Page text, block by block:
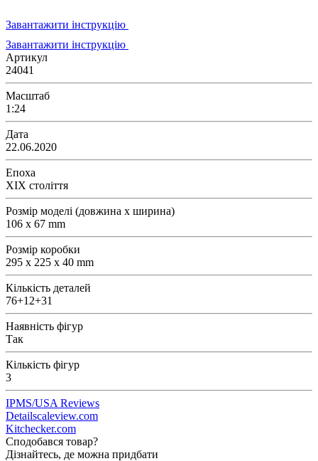
Завантажити інструкцію
Завантажити інструкцію
Артикул
24041
Масштаб
1:24
Дата
22.06.2020
Епоха
XIX століття
Розмір моделі (довжина х ширина)
106 x 67 mm
Розмір коробки
295 x 225 x 40 mm
Кількість деталей
76+12+31
Наявність фігур
Так
Кількість фігур
3
IPMS/USA Reviews
Detailscaleview.com
Kitchecker.com
Сподобався товар?
Дізнайтесь, де можна придбати